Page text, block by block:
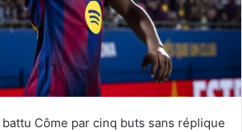
battu Côme par cinq buts sans réplique